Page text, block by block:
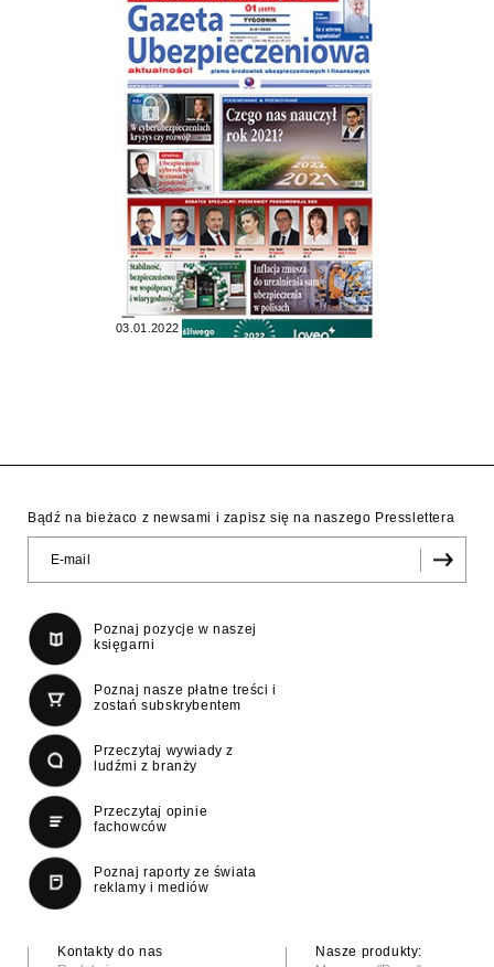
03.01.2022
Bądź na bieżaco z newsami i zapisz się na naszego Presslettera
Poznaj pozycje w naszej
księgarni
Poznaj nasze płatne treści i
zostań subskrybentem
Przeczytaj wywiady z
ludźmi z branży
Przeczytaj opinie
fachowców
Poznaj raporty ze świata
reklamy i mediów
Kontakty do nas
Nasze produkty: